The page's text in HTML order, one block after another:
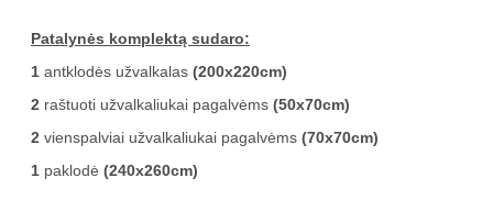
Patalynės komplektą sudaro:
1 antklodės užvalkalas (200x220cm)
2 raštuoti užvalkaliukai pagalvėms (50x70cm)
2 vienspalviai užvalkaliukai pagalvėms (70x70cm)
1 paklodė (240x260cm)